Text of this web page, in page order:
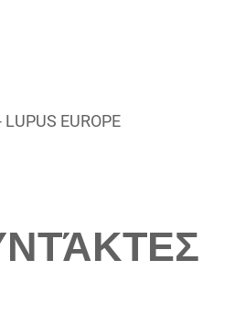
LUPUS EUROPE